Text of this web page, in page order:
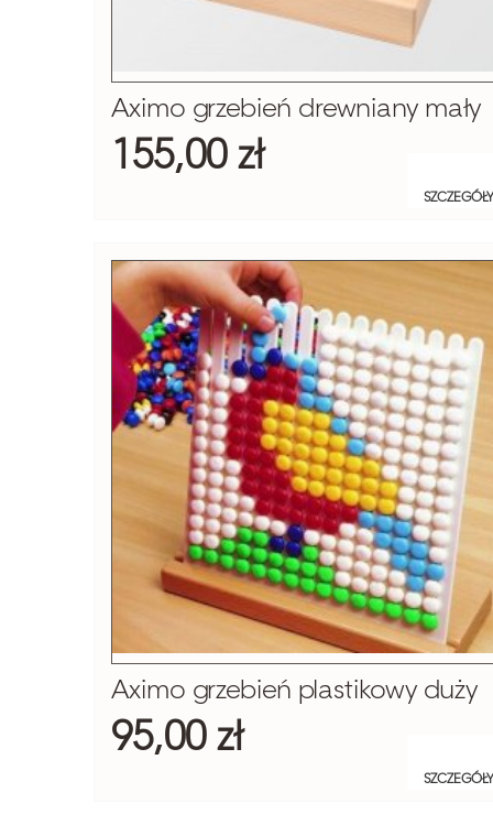
Aximo grzebień drewniany mały
155,00 zł
SZCZEGÓŁY
Aximo grzebień plastikowy duży
95,00 zł
SZCZEGÓŁY